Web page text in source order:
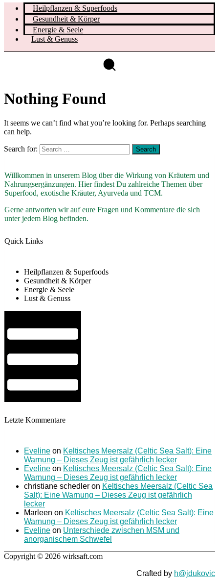
Heilpflanzen & Superfoods
Gesundheit & Körper
Energie & Seele
Lust & Genuss
Nothing Found
It seems we can’t find what you’re looking for. Perhaps searching
can help.
Search for:
Willkommen in unserem Blog über die Wirkung von Kräutern und
Nahrungsergänzungen. Hier findest Du zahlreiche Themen über
Superfood, exotische Kräuter, Ayurveda und TCM.
Gerne antworten wir auf eure Fragen und Kommentare die sich
unter jedem Blog befinden.
Quick Links
Heilpflanzen & Superfoods
Gesundheit & Körper
Energie & Seele
Lust & Genuss
Letzte Kommentare
Eveline on Keltisches Meersalz (Celtic Sea Salt): Eine
Warnung – Dieses Zeug ist gefährlich lecker
Eveline on Keltisches Meersalz (Celtic Sea Salt): Eine
Warnung – Dieses Zeug ist gefährlich lecker
christiane schedler on Keltisches Meersalz (Celtic Sea
Salt): Eine Warnung – Dieses Zeug ist gefährlich
lecker
Marleen on Keltisches Meersalz (Celtic Sea Salt): Eine
Warnung – Dieses Zeug ist gefährlich lecker
Eveline on Unterschiede zwischen MSM und
anorganischem Schwefel
Copyright © 2026 wirksaft.com
Crafted by h@jdukovic